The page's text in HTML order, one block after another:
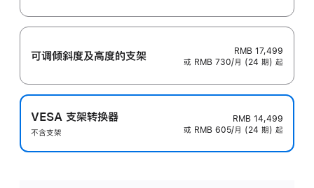
可调倾斜度及高‍度的支‍架
RMB 17,499
或 RMB 730/月 (24 期) 起
VESA 支架转换器
不含支架
RMB 14,499
或 RMB 605/月 (24 期) 起